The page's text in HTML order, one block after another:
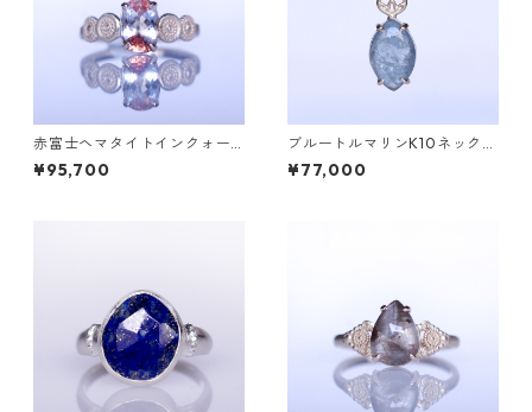
赤富士ヘマタイトインクォー
ツK10リング DAHMA(ダーマ)
[D052]
¥95,700
ブルートルマリンK10ネックレ
ス HASU(ハス) [H001]
¥77,000